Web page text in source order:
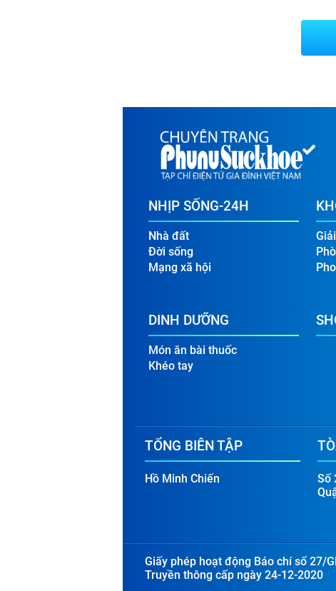
NHỊP SỐNG-24H
Nhà đất
Đời sống
Mạng xã hội
DINH DƯỠNG
Món ăn bài thuốc
Khéo tay
TỔNG BIÊN TẬP
Hồ Minh Chiến
Số
Giấy phép hoạt động Báo chí số 27/
Truyền thông cấp ngày 24-12-2020